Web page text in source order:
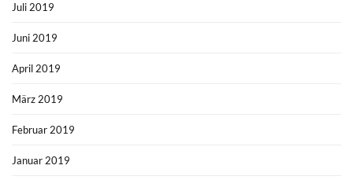
Juli 2019
Juni 2019
April 2019
März 2019
Februar 2019
Januar 2019